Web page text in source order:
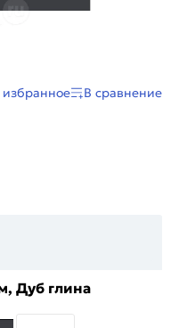
избранное
В сравнение
Дуб глина